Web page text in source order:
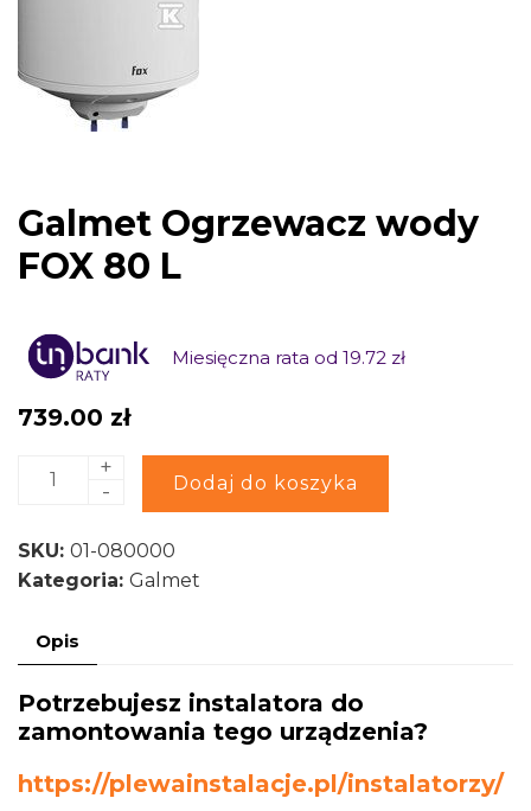
Galmet Ogrzewacz wody
FOX 80 L
Miesięczna rata od 19.72 zł
739.00 zł
ilość
wody
FOX
+
-
Dodaj do koszyka
Alternative:
SKU: 01-080000
Kategoria: Galmet
Opis
Potrzebujesz instalatora do
zamontowania tego urządzenia?
https://plewainstalacje.pl/instalatorzy/